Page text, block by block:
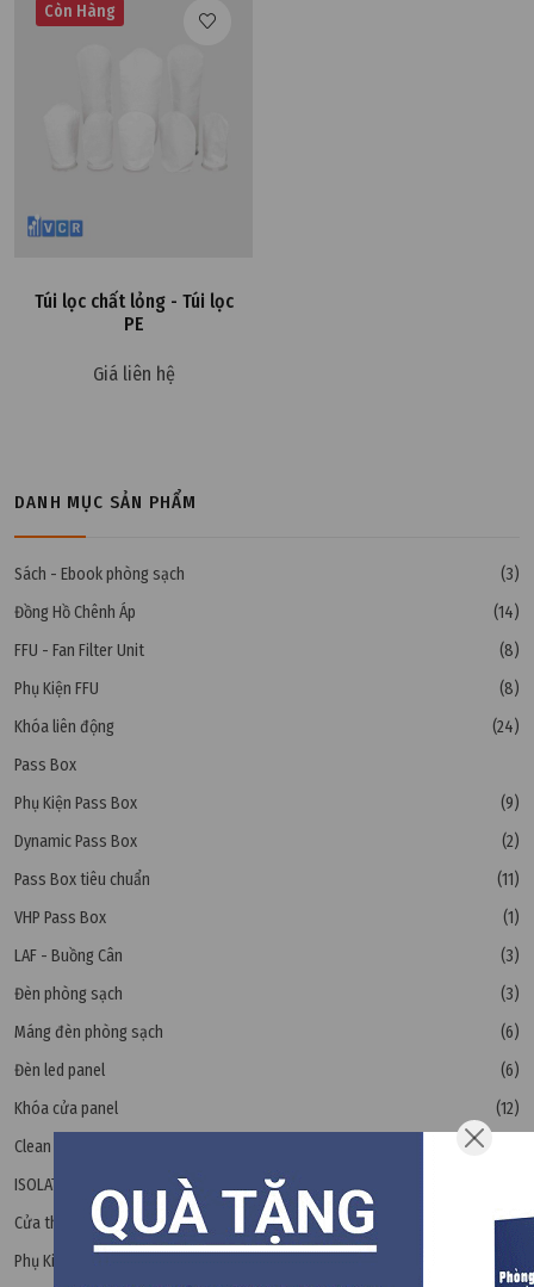
Còn Hàng
Túi lọc chất lỏng - Túi lọc
PE
Giá liên hệ
DANH MỤC SẢN PHẨM
Sách - Ebook phòng sạch
(3)
Đồng Hồ Chênh Áp
(14)
FFU - Fan Filter Unit
(8)
Phụ Kiện FFU
(8)
Khóa liên động
(24)
Pass Box
Phụ Kiện Pass Box
(9)
Dynamic Pass Box
(2)
Pass Box tiêu chuẩn
(11)
VHP Pass Box
(1)
LAF - Buồng Cân
(3)
Đèn phòng sạch
(3)
Máng đèn phòng sạch
(6)
Đèn led panel
(6)
Khóa cửa panel
(12)
Clean Booth
ISOLATOR - Tủ cách ly vô trùng
Cửa thép phòng sạch
(6)
Phụ Kiện Phòng Sạch